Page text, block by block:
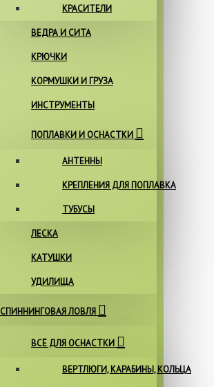
КРАСИТЕЛИ
ВЕДРА И СИТА
КРЮЧКИ
КОРМУШКИ И ГРУЗА
ИНСТРУМЕНТЫ
ПОПЛАВКИ И ОСНАСТКИ
АНТЕННЫ
КРЕПЛЕНИЯ ДЛЯ ПОПЛАВКА
ТУБУСЫ
ЛЕСКА
КАТУШКИ
УДИЛИЩА
СПИННИНГОВАЯ ЛОВЛЯ
ВСЁ ДЛЯ ОСНАСТКИ
ВЕРТЛЮГИ, КАРАБИНЫ, КОЛЬЦА